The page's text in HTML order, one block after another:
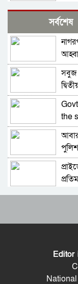
দীর্ঘ
সর্বশেষ
সবুজ
the
৫৪
Editor